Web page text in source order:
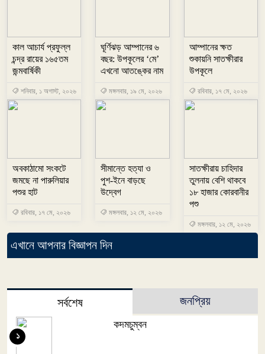
কাল আচার্য প্রফুল্ল
চন্দ্র রায়ের ১৬৫তম
জন্মবার্ষিকী
শনিবার, ১ অগাস্ট, ২০২৬
ঘূর্ণিঝড় আম্পানের ৬
বছর: উপকূলের ‘মে’
এখনো আতঙ্কের নাম
মঙ্গলবার, ১৯ মে, ২০২৬
আম্পানের ক্ষত
শুকায়নি সাতক্ষীরার
উপকূলে
রবিবার, ১৭ মে, ২০২৬
অবকাঠামো সংকটে
জমছে না পারুলিয়ার
পশুর হাট
রবিবার, ১৭ মে, ২০২৬
সীমান্তে হত্যা ও
পুশ-ইনে বাড়ছে
উদ্বেগ
মঙ্গলবার, ১২ মে, ২০২৬
সাতক্ষীরায় চাহিদার
তুলনায় বেশি থাকবে
১৮ হাজার কোরবানীর
পশু
মঙ্গলবার, ১২ মে, ২০২৬
এখানে আপনার বিজ্ঞাপন দিন
সর্বশেষ জনপ্রিয়
কদমচুম্বন
১